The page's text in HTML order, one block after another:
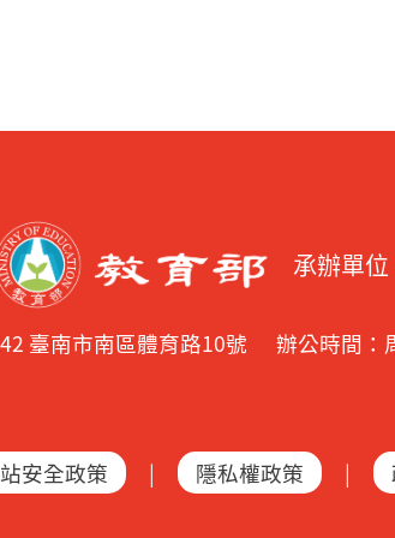
承辦單位
臺南市南區體育路10號 辦公時間：
安全政策 | 隱私權政策 |